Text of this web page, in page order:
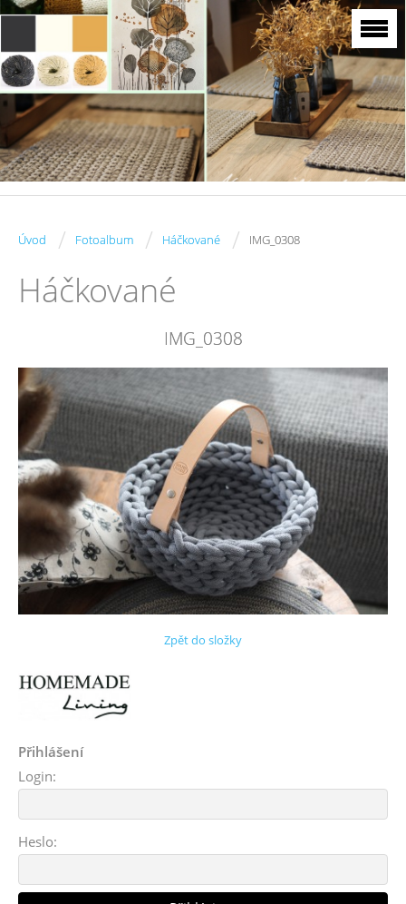
Úvod / Fotoalbum / Háčkované / IMG_0308
Háčkované
IMG_0308
Zpět do složky
Přihlášení
Login:
Heslo: